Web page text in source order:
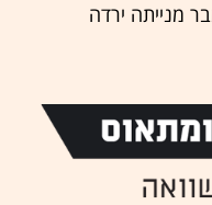
מנייתה ירדה